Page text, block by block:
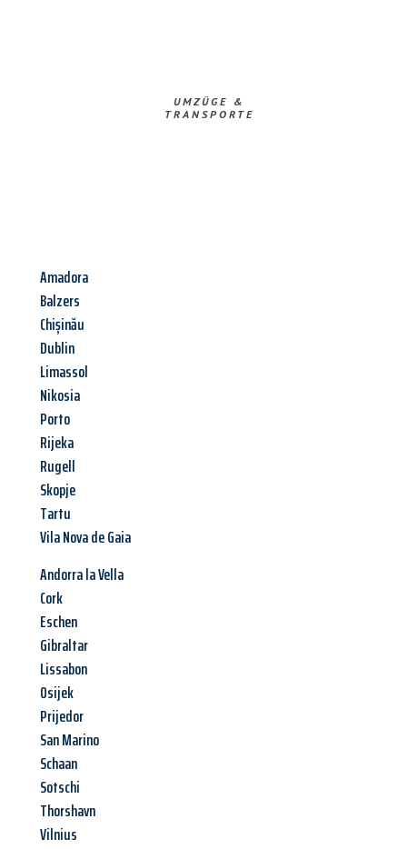
UMZÜGE &
TRANSPORTE
Amadora
Balzers
Chișinău
Dublin
Limassol
Nikosia
Porto
Rijeka
Rugell
Skopje
Tartu
Vila Nova de Gaia
Andorra la Vella
Cork
Eschen
Gibraltar
Lissabon
Osijek
Prijedor
San Marino
Schaan
Sotschi
Thorshavn
Vilnius